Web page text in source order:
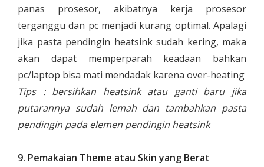
panas prosesor, akibatnya kerja prosesor
terganggu dan pc menjadi kurang optimal. Apalagi
jika pasta pendingin heatsink sudah kering, maka
akan dapat memperparah keadaan bahkan
pc/laptop bisa mati mendadak karena over-heating
Tips : bersihkan heatsink atau ganti baru jika
putarannya sudah lemah dan tambahkan pasta
pendingin pada elemen pendingin heatsink
9. Pemakaian Theme atau Skin yang Berat